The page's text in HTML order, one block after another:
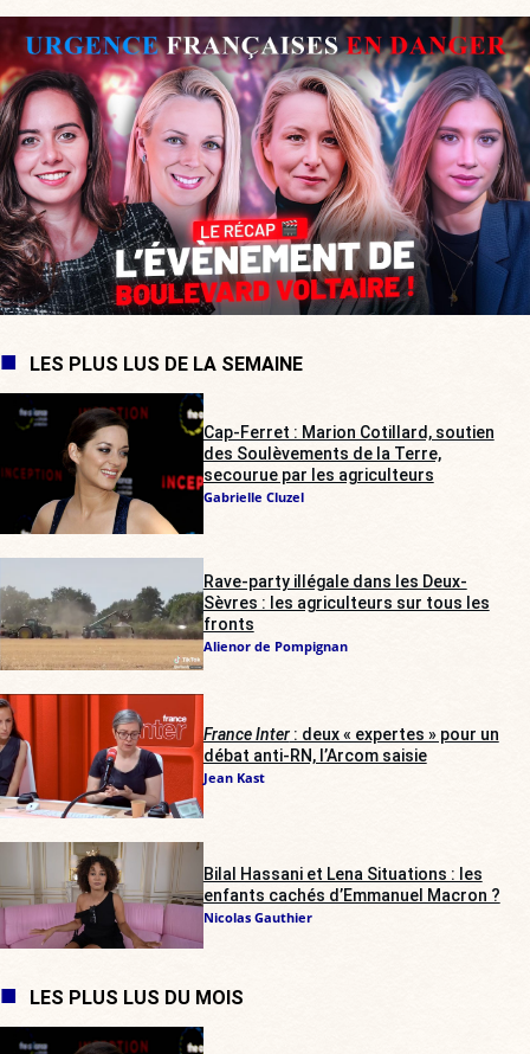
LES PLUS LUS DE LA SEMAINE
Cap-Ferret : Marion Cotillard, soutien
des Soulèvements de la Terre,
secourue par les agriculteurs
Gabrielle Cluzel
Rave-party illégale dans les Deux-
Sèvres : les agriculteurs sur tous les
fronts
Alienor de Pompignan
France Inter: deux « expertes » pour un
débat anti-RN, l’Arcom saisie
Jean Kast
Bilal Hassani et Lena Situations : les
enfants cachés d’Emmanuel Macron ?
Nicolas Gauthier
LES PLUS LUS DU MOIS